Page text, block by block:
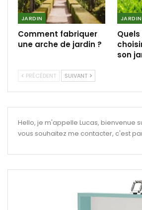
JARDIN
Comment fabriquer
une arche de jardin ?
JARDIN
son
PRÉCÉDENT SUIVANT
Hello, je m'appelle Lucas, bienvenue
vous souhaitez me contacter, c'est